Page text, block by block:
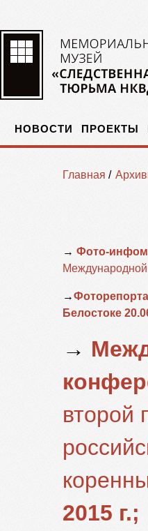
НОВОСТИ ПРОЕКТЫ
Главная /
→ Фото-
→
Белостоке
→
второй
2015 г.;